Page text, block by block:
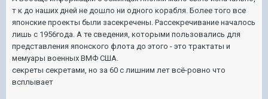
т к до наших дней не дошло ни одного корабля. Более того все
японские проекты были засекречены. Рассекречивание началось
лишь с 1956года. А те сведения, которыми пользовались для
представления японского флота до этого - это трактаты и
мемуары военных ВМФ США.
секреты секретами, но за 60 с лишним лет всё-ровно что
всплывает